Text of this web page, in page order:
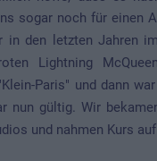
sogar noch für einen
in den letzten Jahren
Lightning
Paris" und dann
nun gültig. Wir
und nahmen Kurs